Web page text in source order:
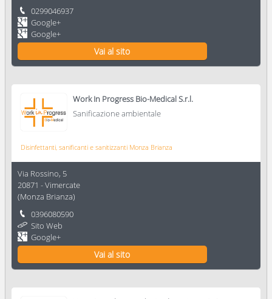
0299046937
Google+
Google+
Vai al sito
Work In Progress Bio-Medical S.r.l.
Sanificazione ambientale
Disinfettanti, sanificanti e sanitizzanti Monza Brianza
Via Rossino, 5
20871 -Vimercate
(Monza Brianza)
0396080590
Sito Web
Google+
Vai al sito